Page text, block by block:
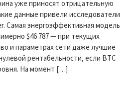
уже приносят отрицательную
данные привели исследователи
Самая энергоэффективная модель
$46 787 — при текущих
и параметрах сети даже лучшие
рентабельности, если BTC
На момент […]